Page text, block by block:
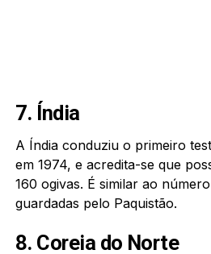
7. Índia
A Índia conduziu o primeiro
em 1974, e acredita-se que
160 ogivas. É similar ao
guardadas pelo Paquistão.
8. Coreia do Norte